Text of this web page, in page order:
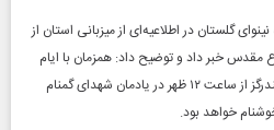
گلستان در اطلاعیه‌ای از میزبانی استان از
خبر داد و توضیح داد: همزمان با ایام
فاطمیه از سه شنبه «۲۱ آذرماه» شهر بندرگز از ساعت ۱۲ ظهر در یادمان شهدای گمنام
خواهد بود.